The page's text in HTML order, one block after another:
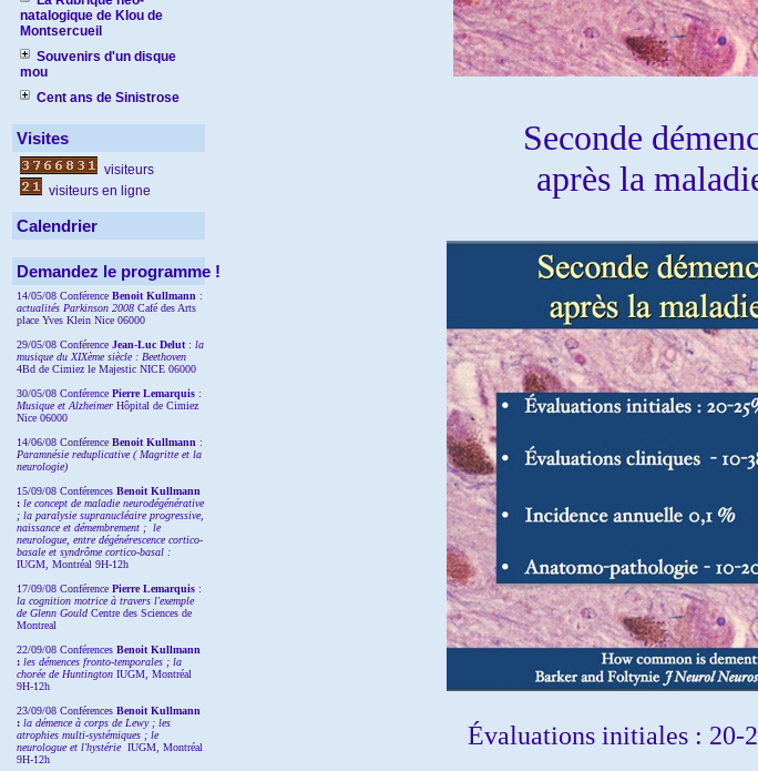
natalogique de Klou de
Montsercueil
Souvenirs d'un disque
mou
Cent ans de Sinistrose
Visites
visiteurs
visiteurs en ligne
Calendrier
Demandez le programme !
14/05/08 Conférence Benoit Kullmann :
actualités Parkinson 2008 Café des Arts
place Yves Klein Nice 06000
29/05/08 Conférence Jean-Luc Delut : la
musique du XIXème siècle : Beethoven
4Bd de Cimiez le Majestic NICE 06000
30/05/08 Conférence Pierre Lemarquis :
Musique et Alzheimer Hôpital de Cimiez
Nice 06000
14/06/08 Conférence Benoit Kullmann :
Paramnésie reduplicative ( Magritte et la
neurologie)
15/09/08 Conférences Benoit Kullmann
: le concept de maladie neurodégénérative
; la paralysie supranucléaire progressive,
naissance et démembrement ; le
neurologue, entre dégénérescence cortico-
basale et syndrôme cortico-basal :
IUGM, Montréal 9H-12h
17/09/08 Conférence Pierre Lemarquis :
la cognition motrice à travers l'exemple
de Glenn Gould Centre des Sciences de
Montreal
22/09/08 Conférences Benoit Kullmann
: les démences fronto-temporales ; la
chorée de Huntington IUGM, Montréal
9H-12h
23/09/08 Conférences Benoit Kullmann
: la démence à corps de Lewy ; les
atrophies multi-systémiques ; le
neurologue et l'hystérie IUGM, Montréal
9H-12h
Seconde
après la
Évaluations initiales : 20-